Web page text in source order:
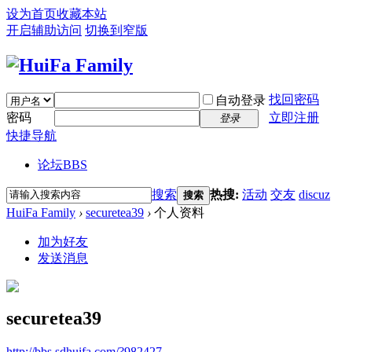
设为首页收藏本站
开启辅助访问 切换到窄版
自动登录 找回密码
密码
登录
立即注册
快捷导航
论坛BBS
搜索 搜索 热搜: 活动 交友 discuz
HuiFa Family › securetea39 › 个人资料
加为好友
发送消息
securetea39